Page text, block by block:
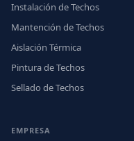
Instalación de Techos
Mantención de Techos
Aislación Térmica
Pintura de Techos
Sellado de Techos
EMPRESA